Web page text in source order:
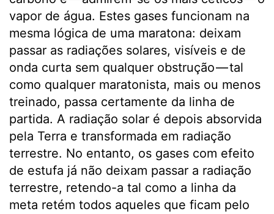
vapor de água. Estes gases funcionam na
mesma lógica de uma maratona: deixam
passar as radiações solares, visíveis e de
onda curta sem qualquer obstrução — tal
como qualquer maratonista, mais ou menos
treinado, passa certamente da linha de
partida. A radiação solar é depois absorvida
pela Terra e transformada em radiação
terrestre. No entanto, os gases com efeito
de estufa já não deixam passar a radiação
terrestre, retendo-a tal como a linha da
meta retém todos aqueles que ficam pelo